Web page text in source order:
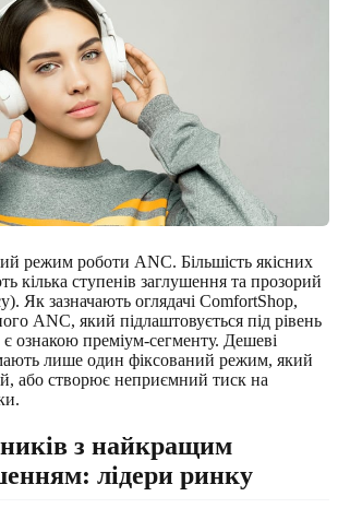
режим роботи ANC. Більшість якісних
кілька ступенів заглушення та прозорий
Як зазначають оглядачі ComfortShop,
ANC, який підлаштовується під рівень
ознакою преміум-сегменту. Дешеві
лише один фіксований режим, який
або створює неприємний тиск на
з найкращим
лідери ринку